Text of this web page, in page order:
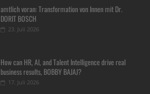
amtlich voran: Transformation von Innen mit Dr.
DORIT BOSCH
23. Juli 2026
How can HR, AI, and Talent Intelligence drive real
business results, BOBBY BAJAJ?
17. Juli 2026